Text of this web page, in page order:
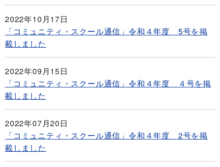
2022年10月17日
「コミュニティ・スクール通信」令和４年度 5号を掲
載しました
2022年09月15日
「コミュニティ・スクール通信」令和４年度 ４号を掲
載しました
2022年07月20日
「コミュニティ・スクール通信」令和４年度 2号を掲
載しました